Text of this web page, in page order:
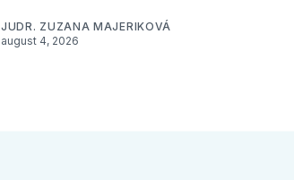
JUDR. ZUZANA MAJERIKOVÁ
august 4, 2026